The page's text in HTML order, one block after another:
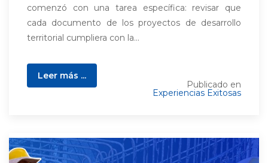
comenzó con una tarea específica: revisar que
cada documento de los proyectos de desarrollo
territorial cumpliera con la...
Leer más ...
Publicado en
Experiencias Exitosas